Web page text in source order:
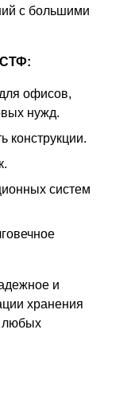
с большими
СТФ:
офисов,
нужд.
конструкции.
систем
и
хранения
любых